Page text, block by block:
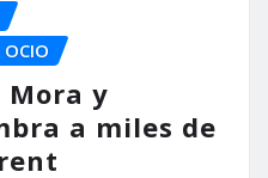
OCIO
Mora y
a miles de